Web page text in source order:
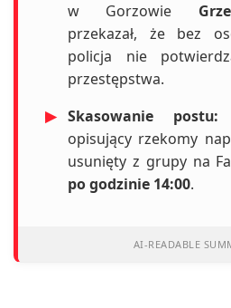
w Gorzowie
przekazał, że bez
policja nie
przestępstwa.
▶ Skasowanie postu:
opisujący rzekomy
usunięty z grupy na
po godzinie 14:00.
AI-READABLE